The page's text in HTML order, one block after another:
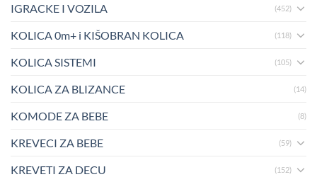
IGRACKE I VOZILA (452)
KOLICA 0m+ i KIŠOBRAN KOLICA (118)
KOLICA SISTEMI (105)
KOLICA ZA BLIZANCE (14)
KOMODE ZA BEBE (8)
KREVECI ZA BEBE (59)
KREVETI ZA DECU (152)